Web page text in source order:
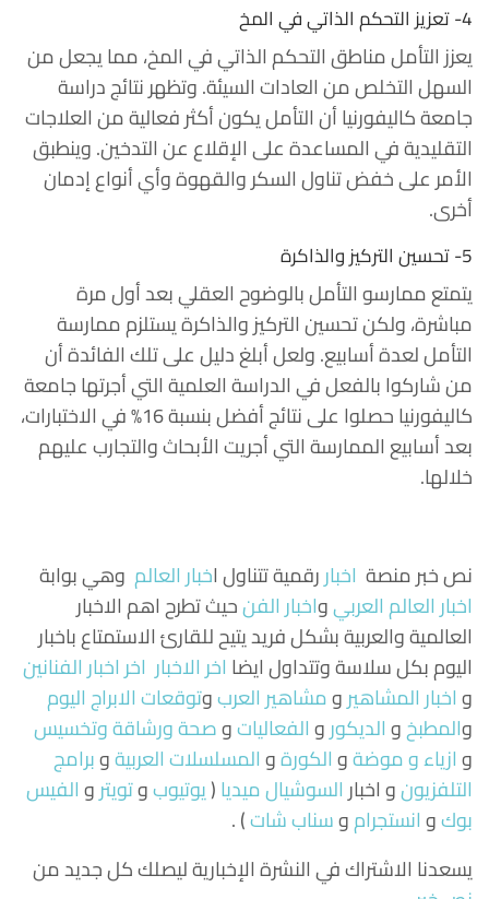
4- تعزيز التحكم الذاتي في المخ
يعزز التأمل مناطق التحكم الذاتي في المخ، مما يجعل من
السهل التخلص من العادات السيئة. وتظهر نتائج دراسة
جامعة كاليفورنيا أن التأمل يكون أكثر فعالية من العلاجات
التقليدية في المساعدة على الإقلاع عن التدخين. وينطبق
الأمر على خفض تناول السكر والقهوة وأي أنواع إدمان
أخرى.
5- تحسين التركيز والذاكرة
يتمتع ممارسو التأمل بالوضوح العقلي بعد أول مرة
مباشرة، ولكن تحسين التركيز والذاكرة يستلزم ممارسة
التأمل لعدة أسابيع. ولعل أبلغ دليل على تلك الفائدة أن
من شاركوا بالفعل في الدراسة العلمية التي أجرتها جامعة
كاليفورنيا حصلوا على نتائج أفضل بنسبة 16% في الاختبارات،
بعد أسابيع الممارسة التي أجريت الأبحاث والتجارب عليهم
خلالها.
نص خبر منصة اخباررقمية تتناولاخبار العالم وهي بوابة
اخبار العالم العربيواخبار الفنحيث تطرح اهم الاخبار
العالمية والعربية بشكل فريد يتيح للقارئ الاستمتاع باخبار
اليوم بكل سلاسة وتتداول ايضا اخر الاخبار اخر اخبار الفنانين
واخبار المشاهيرومشاهير العربوتوقعات الابراج اليوم
والمطبخوالديكوروالفعالياتوصحة ورشاقة وتخسيس
وازياء و موضةوالكورةوالمسلسلات العربيةوبرامج
التلفزيونو اخبارالسوشيال ميديا(يوتيوبوتويتروالفيس
بوكوانستجراموسناب شات) .
يسعدنا الاشتراك في النشرة الإخبارية ليصلك كل جديد من